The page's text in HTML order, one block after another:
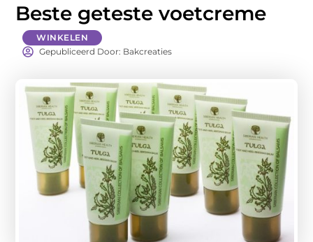
Beste geteste voetcreme
WINKELEN
Gepubliceerd Door: Bakcreaties